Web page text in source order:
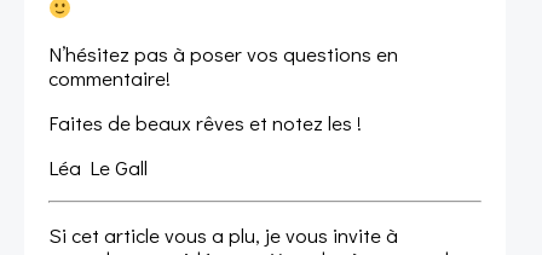
N’hésitez pas à poser vos questions en
commentaire!
Faites de beaux rêves et notez les !
Léa Le Gall
Si cet article vous a plu, je vous invite à